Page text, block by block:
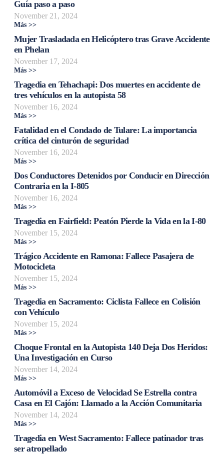
Guía paso a paso
November 21, 2024
Más >>
Mujer Trasladada en Helicóptero tras Grave Accidente
en Phelan
November 17, 2024
Más >>
Tragedia en Tehachapi: Dos muertes en accidente de
tres vehículos en la autopista 58
November 16, 2024
Más >>
Fatalidad en el Condado de Tulare: La importancia
crítica del cinturón de seguridad
November 16, 2024
Más >>
Dos Conductores Detenidos por Conducir en Dirección
Contraria en la I-805
November 16, 2024
Más >>
Tragedia en Fairfield: Peatón Pierde la Vida en la I-80
November 15, 2024
Más >>
Trágico Accidente en Ramona: Fallece Pasajera de
Motocicleta
November 15, 2024
Más >>
Tragedia en Sacramento: Ciclista Fallece en Colisión
con Vehículo
November 15, 2024
Más >>
Choque Frontal en la Autopista 140 Deja Dos Heridos:
Una Investigación en Curso
November 14, 2024
Más >>
Automóvil a Exceso de Velocidad Se Estrella contra
Casa en El Cajón: Llamado a la Acción Comunitaria
November 14, 2024
Más >>
Tragedia en West Sacramento: Fallece patinador tras
ser atropellado